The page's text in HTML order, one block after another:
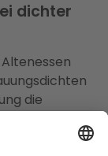
dichter
die
sorgen